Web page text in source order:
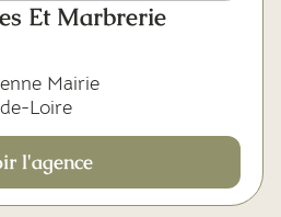
Et Marbrerie
Mairie
Loire
l'agence